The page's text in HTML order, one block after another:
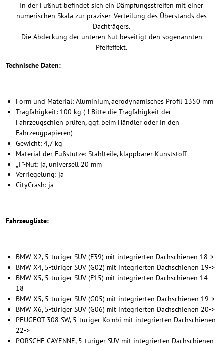
In der Fußnut befindet sich ein Dämpfungsstreifen mit einer
numerischen Skala zur präzisen Verteilung des Überstands des
Dachträgers.
Die Abdeckung der unteren Nut beseitigt den sogenannten
Pfeifeffekt.
Technische Daten:
Form und Material: Aluminium, aerodynamisches Profil 1350 mm
Tragfähigkeit: 100 kg ( ! Bitte die Tragfähigkeit der
Fahrzeugschien prüfen, ggf. beim Händler oder in den
Fahrzeugpapieren)
Gewicht: 4,7 kg
Material der Fußstütze: Stahlteile, klappbarer Kunststoff
„T"-Nut: ja, universell 20 mm
Verriegelung: ja
CityCrash: ja
Fahrzeugliste:
BMW X2, 5-türiger SUV (F39) mit integrierten Dachschienen 18->
BMW X4, 5-türiger SUV (G02) mit integrierten Dachschienen 19->
BMW X5, 5-türiger SUV (F15) mit integrierten Dachschienen 14-
18
BMW X5, 5-türiger SUV (G05) mit integrierten Dachschienen 19->
BMW X6, 5-türiger SUV (G06) mit integrierten Dachschienen 20->
PEUGEOT 308 SW, 5-türiger Kombi mit integrierten Dachschienen
22->
PORSCHE CAYENNE, 5-türiger SUV mit integrierten Dachschienen